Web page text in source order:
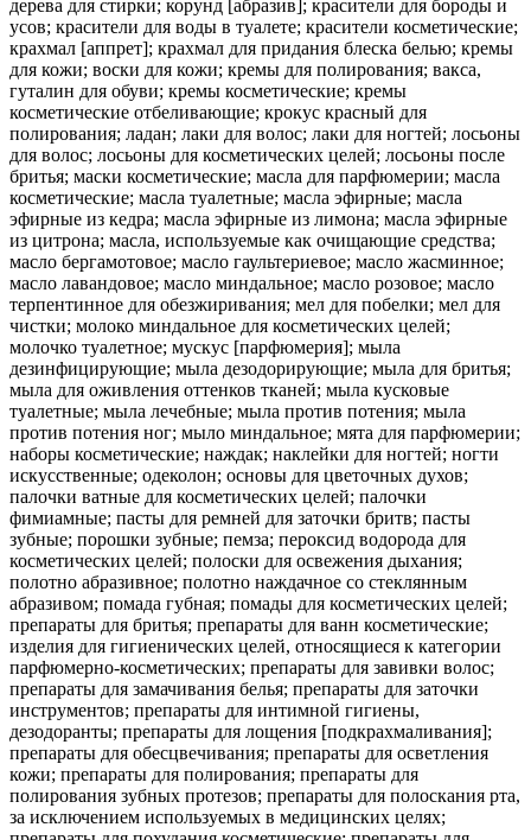
дерева для стирки; корунд [абразив]; красители для бороды и
усов; красители для воды в туалете; красители косметические;
крахмал [аппрет]; крахмал для придания блеска белью; кремы
для кожи; воски для кожи; кремы для полирования; вакса,
гуталин для обуви; кремы косметические; кремы
косметические отбеливающие; крокус красный для
полирования; ладан; лаки для волос; лаки для ногтей; лосьоны
для волос; лосьоны для косметических целей; лосьоны после
бритья; маски косметические; масла для парфюмерии; масла
косметические; масла туалетные; масла эфирные; масла
эфирные из кедра; масла эфирные из лимона; масла эфирные
из цитрона; масла, используемые как очищающие средства;
масло бергамотовое; масло гаультериевое; масло жасминное;
масло лавандовое; масло миндальное; масло розовое; масло
терпентинное для обезжиривания; мел для побелки; мел для
чистки; молоко миндальное для косметических целей;
молочко туалетное; мускус [парфюмерия]; мыла
дезинфицирующие; мыла дезодорирующие; мыла для бритья;
мыла для оживления оттенков тканей; мыла кусковые
туалетные; мыла лечебные; мыла против потения; мыла
против потения ног; мыло миндальное; мята для парфюмерии;
наборы косметические; наждак; наклейки для ногтей; ногти
искусственные; одеколон; основы для цветочных духов;
палочки ватные для косметических целей; палочки
фимиамные; пасты для ремней для заточки бритв; пасты
зубные; порошки зубные; пемза; пероксид водорода для
косметических целей; полоски для освежения дыхания;
полотно абразивное; полотно наждачное со стеклянным
абразивом; помада губная; помады для косметических целей;
препараты для бритья; препараты для ванн косметические;
изделия для гигиенических целей, относящиеся к категории
парфюмерно-косметических; препараты для завивки волос;
препараты для замачивания белья; препараты для заточки
инструментов; препараты для интимной гигиены,
дезодоранты; препараты для лощения [подкрахмаливания];
препараты для обесцвечивания; препараты для осветления
кожи; препараты для полирования; препараты для
полирования зубных протезов; препараты для полоскания рта,
за исключением используемых в медицинских целях;